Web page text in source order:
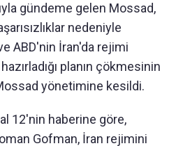
gündeme gelen Mossad,
nedeniyle
ABD'nin İran'da rejimi
planın çökmesinin
yönetimine kesildi.
12'nin haberine göre,
Gofman, İran rejimini